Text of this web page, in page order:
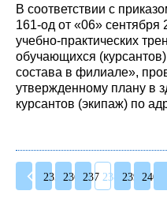
В соответствии с
161-од от «06»
учебно-практических
обучающихся
состава в филиале»,
утвержденному плану в
курсантов (экипаж) по
235 236 237 238 239 240